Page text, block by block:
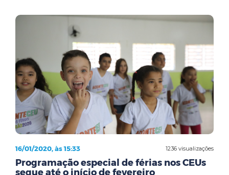
1236 visualizações
16/01/2020, às 15:33
Programação especial de férias nos CEUs
segue até o início de fevereiro